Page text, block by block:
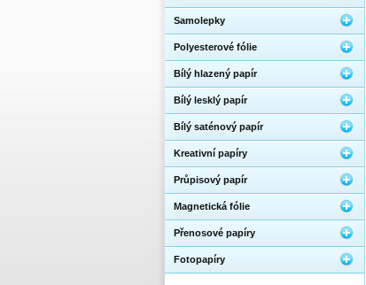
Samolepky
Polyesterové fólie
Bílý hlazený papír
Bílý lesklý papír
Bílý saténový papír
Kreativní papíry
Průpisový papír
Magnetická fólie
Přenosové papíry
Fotopapíry